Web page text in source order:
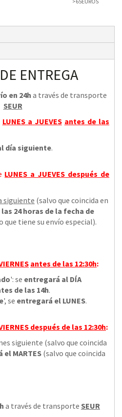
ENTREGA
en 24h a través de transporte
SEUR
LUNES a JUEVES antes de las
día siguiente.
LUNES a JUEVES después de
siguiente (salvo que coincida en
24 horas de la fecha de
que tiene su envío especial).
antes de las 12:30h:
': se entregará al DÍA
de las 14h.
', se entregará el LUNES.
después de las 12:30h:
siguiente (salvo que coincida
MARTES (salvo que coincida
a través de transporte SEUR